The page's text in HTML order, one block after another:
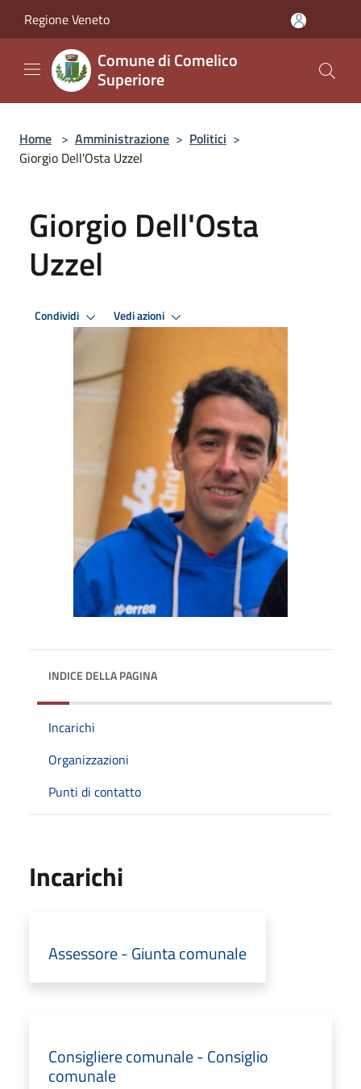
Regione Veneto
Comune di Comelico
Superiore
Home > Amministrazione > Politici >
Giorgio Dell'Osta Uzzel
Giorgio Dell'Osta
Uzzel
Condividi Vedi azioni
INDICE DELLA PAGINA
Incarichi
Organizzazioni
Punti di contatto
Incarichi
Assessore - Giunta comunale
Consigliere comunale - Consiglio
comunale